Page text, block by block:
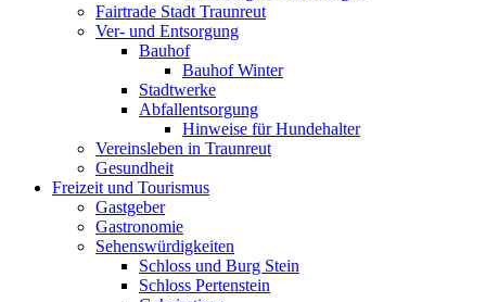
Fairtrade Stadt Traunreut
Ver- und Entsorgung
Bauhof
Bauhof Winter
Stadtwerke
Abfallentsorgung
Hinweise für Hundehalter
Vereinsleben in Traunreut
Gesundheit
Freizeit und Tourismus
Gastgeber
Gastronomie
Sehenswürdigkeiten
Schloss und Burg Stein
Schloss Pertenstein